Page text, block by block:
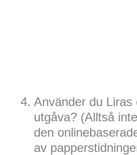
4. Använder du Liras
utgåva? (Alltså
den
av